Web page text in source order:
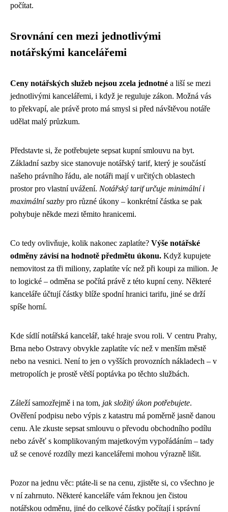
počítat.
Srovnání cen mezi jednotlivými
notářskými kancelářemi
Ceny notářských služeb nejsou zcela jednotné a liší se mezi
jednotlivými kancelářemi, i když je reguluje zákon. Možná vás
to překvapí, ale právě proto má smysl si před návštěvou notáře
udělat malý průzkum.
Představte si, že potřebujete sepsat kupní smlouvu na byt.
Základní sazby sice stanovuje notářský tarif, který je součástí
našeho právního řádu, ale notáři mají v určitých oblastech
prostor pro vlastní uvážení. Notářský tarif určuje minimální i
maximální sazby pro různé úkony – konkrétní částka se pak
pohybuje někde mezi těmito hranicemi.
Co tedy ovlivňuje, kolik nakonec zaplatíte? Výše notářské
odměny závisí na hodnotě předmětu úkonu. Když kupujete
nemovitost za tři miliony, zaplatíte víc než při koupi za milion. Je
to logické – odměna se počítá právě z této kupní ceny. Některé
kanceláře účtují částky blíže spodní hranici tarifu, jiné se drží
spíše horní.
Kde sídlí notářská kancelář, také hraje svou roli. V centru Prahy,
Brna nebo Ostravy obvykle zaplatíte víc než v menším městě
nebo na vesnici. Není to jen o vyšších provozních nákladech – v
metropolích je prostě větší poptávka po těchto službách.
Záleží samozřejmě i na tom, jak složitý úkon potřebujete.
Ověření podpisu nebo výpis z katastru má poměrně jasně danou
cenu. Ale zkuste sepsat smlouvu o převodu obchodního podílu
nebo závěť s komplikovaným majetkovým vypořádáním – tady
už se cenové rozdíly mezi kancelářemi mohou výrazně lišit.
Pozor na jednu věc: ptáte-li se na cenu, zjistěte si, co všechno je
v ní zahrnuto. Některé kanceláře vám řeknou jen čistou
notářskou odměnu, jiné do celkové částky počítají i správní